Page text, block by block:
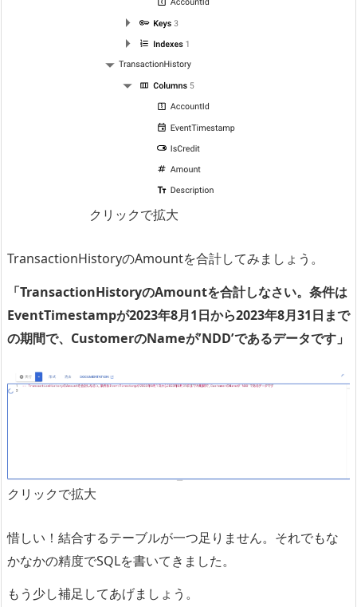
クリックで拡大
TransactionHistoryのAmountを合計してみましょう。
「TransactionHistoryのAmountを合計しなさい。条件は
EventTimestampが2023年8月1日から2023年8月31日まで
の期間で、CustomerのNameが’NDD’であるデータです」
クリックで拡大
惜しい！結合するテーブルが一つ足りません。それでもな
かなかの精度でSQLを書いてきました。
もう少し補足してあげましょう。